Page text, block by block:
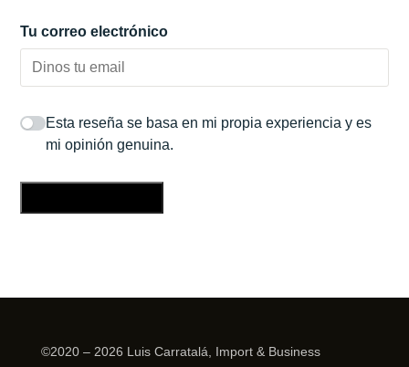
Tu correo electrónico
Esta reseña se basa en mi propia experiencia y es
mi opinión genuina.
©2020 – 2026 Luis Carratalá, Import & Business